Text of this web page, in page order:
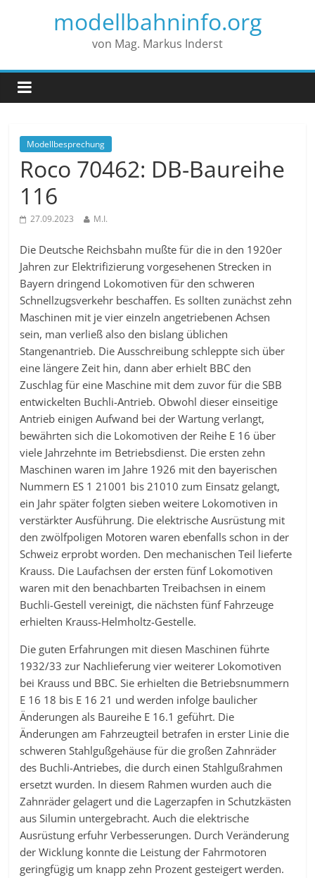
modellbahninfo.org
von Mag. Markus Inderst
Modellbesprechung
Roco 70462: DB-Baureihe
116
27.09.2023 M.I.
Die Deutsche Reichsbahn mußte für die in den 1920er
Jahren zur Elektrifizierung vorgesehenen Strecken in
Bayern dringend Lokomotiven für den schweren
Schnellzugsverkehr beschaffen. Es sollten zunächst zehn
Maschinen mit je vier einzeln angetriebenen Achsen
sein, man verließ also den bislang üblichen
Stangenantrieb. Die Ausschreibung schleppte sich über
eine längere Zeit hin, dann aber erhielt BBC den
Zuschlag für eine Maschine mit dem zuvor für die SBB
entwickelten Buchli-Antrieb. Obwohl dieser einseitige
Antrieb einigen Aufwand bei der Wartung verlangt,
bewährten sich die Lokomotiven der Reihe E 16 über
viele Jahrzehnte im Betriebsdienst. Die ersten zehn
Maschinen waren im Jahre 1926 mit den bayerischen
Nummern ES 1 21001 bis 21010 zum Einsatz gelangt,
ein Jahr später folgten sieben weitere Lokomotiven in
verstärkter Ausführung. Die elektrische Ausrüstung mit
den zwölfpoligen Motoren waren ebenfalls schon in der
Schweiz erprobt worden. Den mechanischen Teil lieferte
Krauss. Die Laufachsen der ersten fünf Lokomotiven
waren mit den benachbarten Treibachsen in einem
Buchli-Gestell vereinigt, die nächsten fünf Fahrzeuge
erhielten Krauss-Helmholtz-Gestelle.
Die guten Erfahrungen mit diesen Maschinen führte
1932/33 zur Nachlieferung vier weiterer Lokomotiven
bei Krauss und BBC. Sie erhielten die Betriebsnummern
E 16 18 bis E 16 21 und werden infolge baulicher
Änderungen als Baureihe E 16.1 geführt. Die
Änderungen am Fahrzeugteil betrafen in erster Linie die
schweren Stahlgußgehäuse für die großen Zahnräder
des Buchli-Antriebes, die durch einen Stahlgußrahmen
ersetzt wurden. In diesem Rahmen wurden auch die
Zahnräder gelagert und die Lagerzapfen in Schutzkästen
aus Silumin untergebracht. Auch die elektrische
Ausrüstung erfuhr Verbesserungen. Durch Veränderung
der Wicklung konnte die Leistung der Fahrmotoren
geringfügig um knapp zehn Prozent gesteigert werden.